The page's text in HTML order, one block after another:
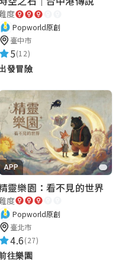
度
Popworld原創
臺中市
5(12)
發冒險
APP
靈樂園：看不見的世界
度
Popworld原創
臺北市
4.6(27)
往樂園